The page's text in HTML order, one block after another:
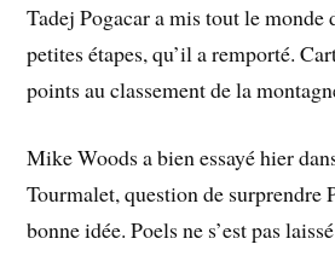
Tadej Pogacar a mis tout le monde
petites étapes, qu’il a remporté.
points au classement de la
Mike Woods a bien essayé hier
Tourmalet, question de surprendre
bonne idée. Poels ne s’est pas